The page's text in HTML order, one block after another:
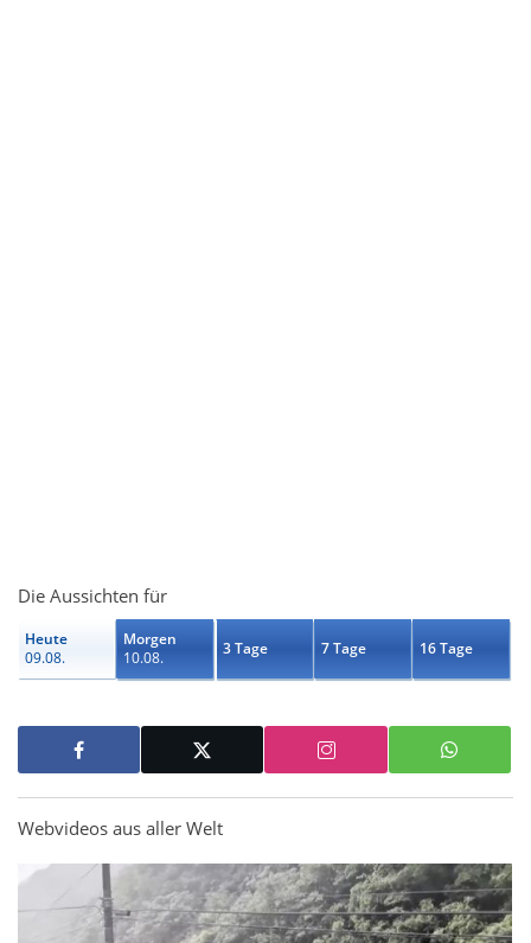
Die Aussichten für
Heute
09.08.
Morgen
10.08.
3 Tage 7 Tage 16 Tage
Webvideos aus aller Welt